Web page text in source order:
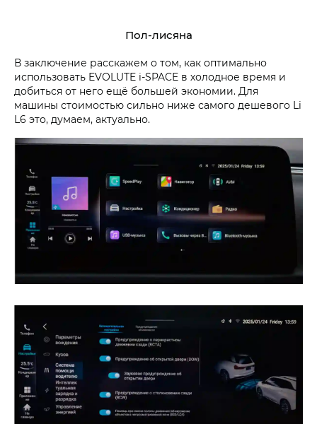
Пол-лисяна
В заключение расскажем о том, как оптимально
использовать EVOLUTE i‑SPACE в холодное время и
добиться от него ещё большей экономии. Для
машины стоимостью сильно ниже самого дешевого Li
L6 это, думаем, актуально.